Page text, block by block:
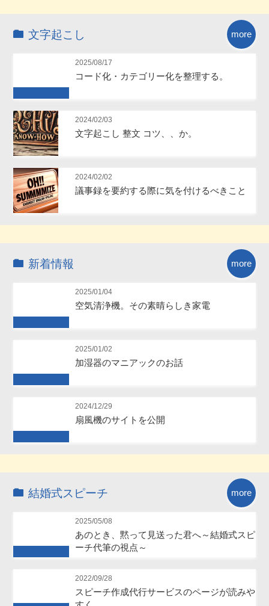
more
文字起こし
Future
2025/08/17
コード化・カテゴリー化を整理する。
2024/02/03
文字起こし 整文 コツ、、か。
2024/02/02
議事録を要約する際に気を付けるべきこと
more
新着情報
2025/01/04
空気清浄機。その素晴らしき家電
2025/01/02
加湿器のマニアックのお話
2024/12/29
扇風機のサイトを公開
more
結婚式スピーチ
2025/05/08
あのとき、黙って見送った君へ～結婚式スピ
ーチ代筆の視点～
2022/09/28
スピーチ作成代行サービスのページが読みや